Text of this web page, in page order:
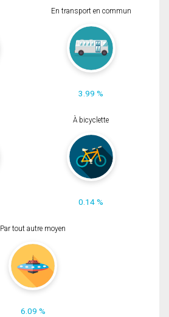
En transport en commun
3.99 %
À bicyclette
0.14 %
Par tout autre moyen
6.09 %